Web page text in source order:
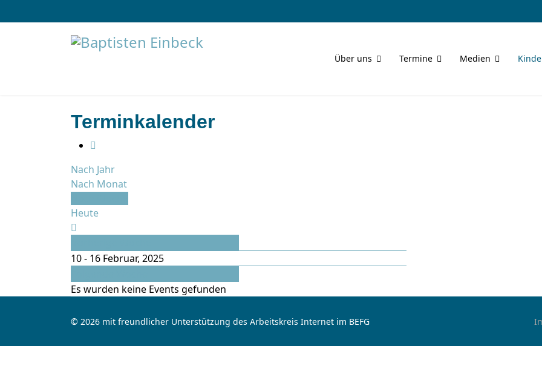
Über uns Termine Medien
Terminkalender
Nach Jahr
Nach Monat
Heute
10 - 16 Februar, 2025
Es wurden keine Events gefunden
© 2026 mit freundlicher Unterstützung des Arbeitskreis Internet im BEFG